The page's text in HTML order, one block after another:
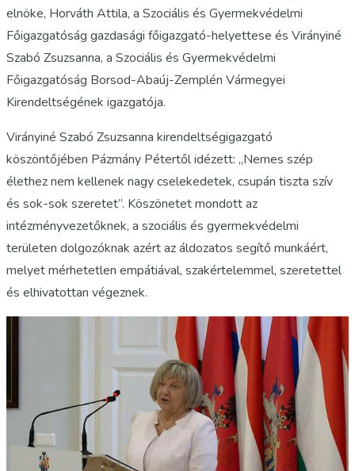
elnöke, Horváth Attila, a Szociális és Gyermekvédelmi
Főigazgatóság gazdasági főigazgató-helyettese és Virányiné
Szabó Zsuzsanna, a Szociális és Gyermekvédelmi
Főigazgatóság Borsod-Abaúj-Zemplén Vármegyei
Kirendeltségének igazgatója.
Virányiné Szabó Zsuzsanna kirendeltségigazgató
köszöntőjében Pázmány Pétertől idézett: „Nemes szép
élethez nem kellenek nagy cselekedetek, csupán tiszta szív
és sok-sok szeretet”. Köszönetet mondott az
intézményvezetőknek, a szociális és gyermekvédelmi
területen dolgozóknak azért az áldozatos segítő munkáért,
melyet mérhetetlen empátiával, szakértelemmel, szeretettel
és elhivatottan végeznek.